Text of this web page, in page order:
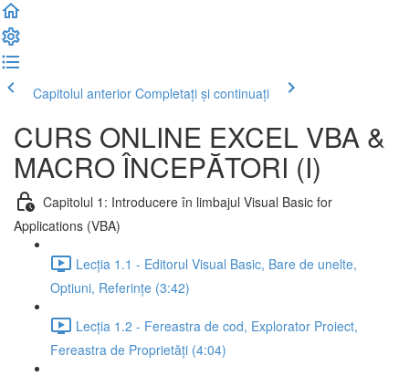
Capitolul anterior Completați și continuați
CURS ONLINE EXCEL VBA &
MACRO ÎNCEPĂTORI (I)
Capitolul 1: Introducere în limbajul Visual Basic for
Applications (VBA)
Lecția 1.1 - Editorul Visual Basic, Bare de unelte,
Optiuni, Referințe (3:42)
Lecția 1.2 - Fereastra de cod, Explorator Proiect,
Fereastra de Proprietăți (4:04)